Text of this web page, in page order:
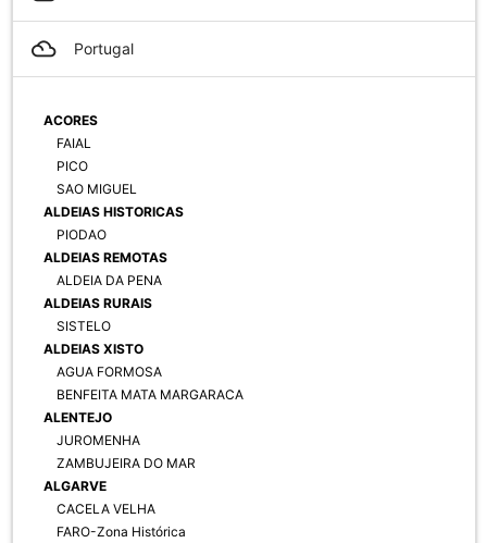
filter_drama Portugal
ACORES
FAIAL
PICO
SAO MIGUEL
ALDEIAS HISTORICAS
PIODAO
ALDEIAS REMOTAS
ALDEIA DA PENA
ALDEIAS RURAIS
SISTELO
ALDEIAS XISTO
AGUA FORMOSA
BENFEITA MATA MARGARACA
ALENTEJO
JUROMENHA
ZAMBUJEIRA DO MAR
ALGARVE
CACELA VELHA
FARO-Zona Histórica